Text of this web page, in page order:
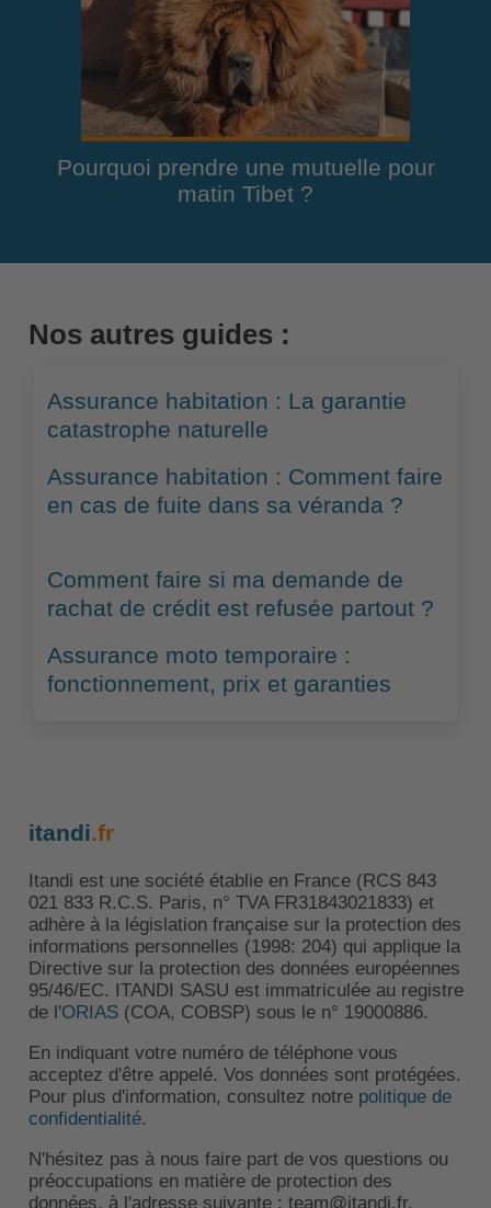
Pourquoi prendre une mutuelle pour
matin Tibet ?
Nos autres guides :
Assurance habitation : La garantie
catastrophe naturelle
Assurance habitation : Comment faire
en cas de fuite dans sa véranda ?
Comment faire si ma demande de
rachat de crédit est refusée partout ?
Assurance moto temporaire :
fonctionnement, prix et garanties
itandi.fr
Itandi est une société établie en France (RCS 843
021 833 R.C.S. Paris, n° TVA FR31843021833) et
adhère à la législation française sur la protection des
informations personnelles (1998: 204) qui applique la
Directive sur la protection des données européennes
95/46/EC. ITANDI SASU est immatriculée au registre
de l'ORIAS(COA, COBSP) sous le n° 19000886.
En indiquant votre numéro de téléphone vous
acceptez d'être appelé. Vos données sont protégées.
Pour plus d'information, consultez notre politique de
confidentialité.
N'hésitez pas à nous faire part de vos questions ou
préoccupations en matière de protection des
données, à l'adresse suivante : team@itandi.fr.